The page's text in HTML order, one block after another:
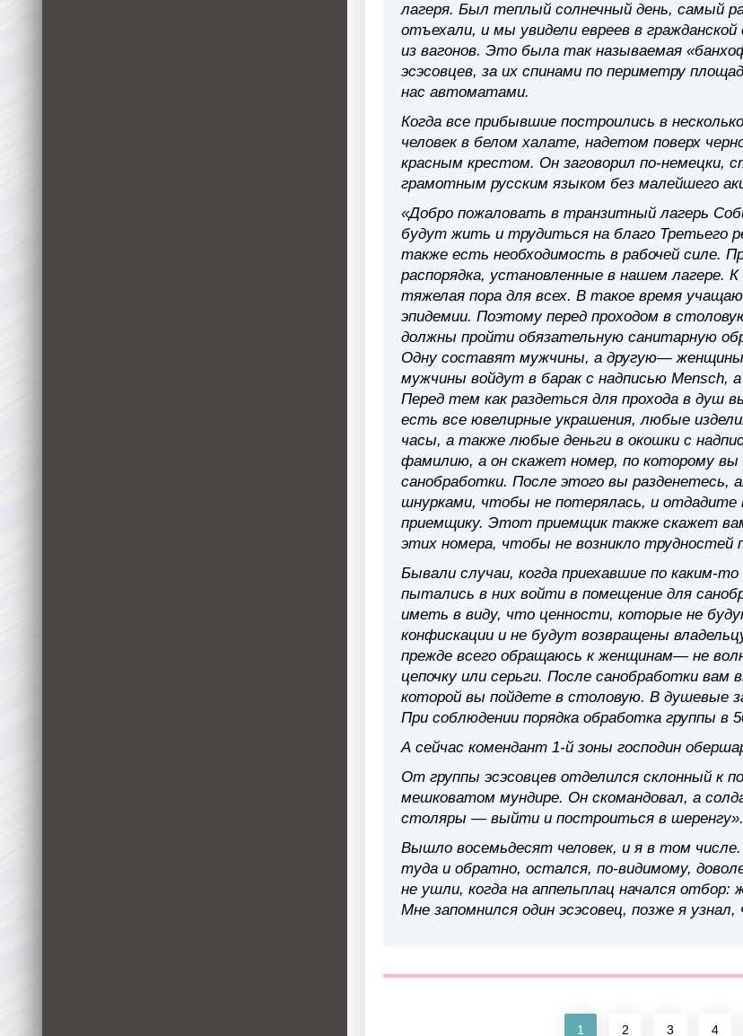
лагеря. Был теплый солнечный день, самый
отъехали, и мы увидели евреев в
из вагонов. Это была так называемая
эсэсовцев, за их спинами по периметру
нас автоматами.
Когда все прибывшие построились в
человек в белом халате, надетом поверх
красным крестом. Он заговорил по-немецки,
грамотным русским языком без малейшего
«Добро пожаловать в транзитный лагерь
будут жить и трудиться на благо Третьего
также есть необходимость в рабочей силе.
распорядка, установленные в нашем лагере.
тяжелая пора для всех. В такое время
эпидемии. Поэтому перед проходом в
должны пройти обязательную санитарную
Одну составят мужчины, а другую—
мужчины войдут в барак с надписью Mensch,
Перед тем как раздеться для прохода в
есть все ювелирные украшения, любые
часы, а также любые деньги в окошки с
фамилию, а он скажет номер, по которому
санобработки. После этого вы разденетесь,
шнурками, чтобы не потерялась, и
приемщику. Этот приемщик также скажет
этих номера, чтобы не возникло
Бывали случаи, когда приехавшие по каким-
пытались в них войти в помещение для
иметь в виду, что ценности, которые не
конфискации и не будут возвращены
прежде всего обращаюсь к женщинам— не
цепочку или серьги. После санобработки
которой вы пойдете в столовую. В душевые
При соблюдении порядка обработка группы в
А сейчас комендант 1-й зоны господин
От группы эсэсовцев отделился склонный к
мешковатом мундире. Он скомандовал, а
столяры — выйти и построиться в
Вышло восемьдесят человек, и я в том
туда и обратно, остался, по-видимому,
не ушли, когда на аппельплац начался
Мне запомнился один эсэсовец, позже я узнал,
1 2 3 4